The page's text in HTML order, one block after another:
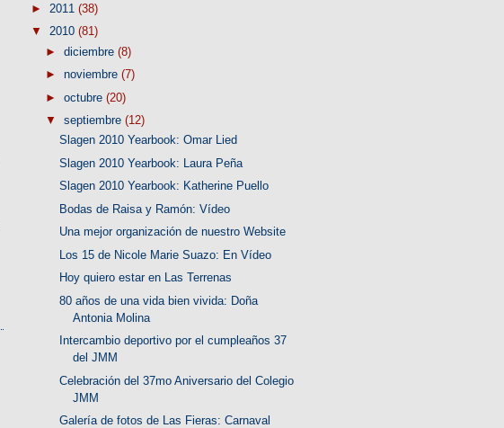
► 2011 (38)
▼ 2010 (81)
► diciembre (8)
► noviembre (7)
► octubre (20)
▼ septiembre (12)
Slagen 2010 Yearbook: Omar Lied
Slagen 2010 Yearbook: Laura Peña
Slagen 2010 Yearbook: Katherine Puello
Bodas de Raisa y Ramón: Vídeo
Una mejor organización de nuestro Website
Los 15 de Nicole Marie Suazo: En Vídeo
Hoy quiero estar en Las Terrenas
80 años de una vida bien vivida: Doña
Antonia Molina
Intercambio deportivo por el cumpleaños 37
del JMM
Celebración del 37mo Aniversario del Colegio
JMM
Galería de fotos de Las Fieras: Carnaval